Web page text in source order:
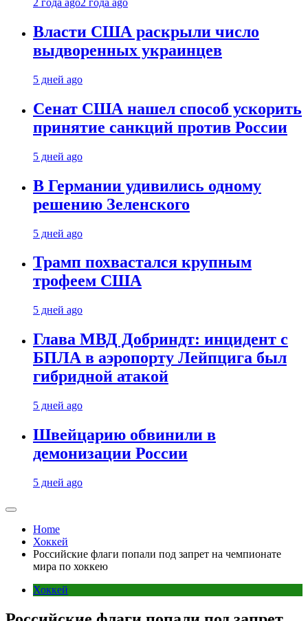
2 года ago2 года ago
Власти США раскрыли число
выдворенных украинцев
5 дней ago
Сенат США нашел способ ускорить
принятие санкций против России
5 дней ago
В Германии удивились одному
решению Зеленского
5 дней ago
Трамп похвастался крупным
трофеем США
5 дней ago
Глава МВД Добриндт: инцидент с
БПЛА в аэропорту Лейпцига был
гибридной атакой
5 дней ago
Швейцарию обвинили в
демонизации России
5 дней ago
Home
Хоккей
Российские флаги попали под запрет на чемпионате
мира по хоккею
Хоккей